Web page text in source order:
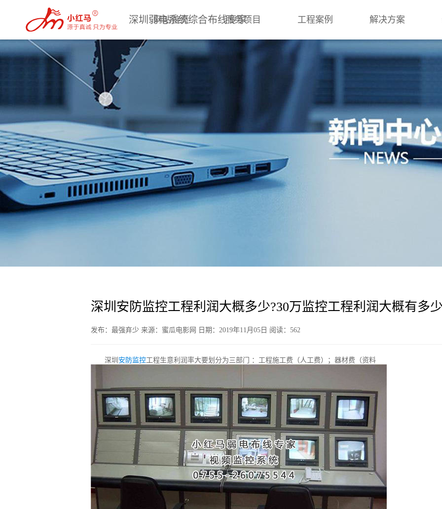
深圳弱电系统综合布线专家
网站首页 服务项目 工程案例 解决方案
深圳安防监控工程利润大概多少?30万监控工程利润大概有多
发布：最强弃少 来源：蜜瓜电影网 日期：2019年11月05日 阅读：562
深圳 安防监控工程生意利润率大要划分为三部门 ：工程施工费（人工费）；器材费（资料